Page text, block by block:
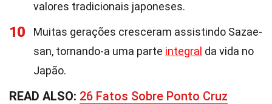
valores tradicionais japoneses.
10
Muitas gerações cresceram assistindo Sazae-
san, tornando-a uma parte integral da vida no
Japão.
READ ALSO: 26 Fatos Sobre Ponto Cruz